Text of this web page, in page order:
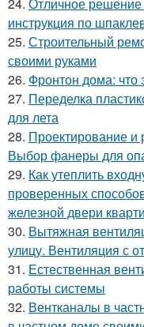
инструкция по
25. Строительный
своими руками
26. Фронтон дома: что
27. Переделка
для лета
28. Проектирование и
Выбор фанеры для
29. Как утеплить
проверенных
железной двери
30. Вытяжная
улицу. Вентиляция с
31. Естественная
работы системы
32. Вентканалы в